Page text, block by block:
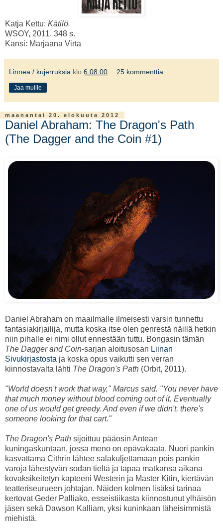
Katja Kettu: Kätilö.
WSOY, 2011. 348 s.
Kansi: Marjaana Virta
Linnea / kujerruksia klo 6.08.00 25 kommenttia:
Jaa muille
maanantai 20. elokuuta 2012
Daniel Abraham: The Dragon's Path
(The Dagger and the Coin #1)
Daniel Abraham on maailmalle ilmeisesti varsin tunnettu
fantasiakirjailija, mutta koska itse olen genrestä näillä hetkin
niin pihalle ei nimi ollut ennestään tuttu. Bongasin tämän
The Dagger and Coin-sarjan aloitusosan Liinan
Sivukirjastosta ja koska opus vaikutti sen verran
kiinnostavalta lähti The Dragon's Path (Orbit, 2011).
"World doesn't work that way," Marcus said. "You never have
that much money without blood coming out of it. Eventually
one of us would get greedy. And even if we didn't, there's
someone looking for that cart."
The Dragon's Path sijoittuu pääosin Antean
kuningaskuntaan, jossa meno on epävakaata. Nuori pankin
kasvattama Cithrin lähtee salakuljettamaan pois pankin
varoja lähestyvän sodan tieltä ja tapaa matkansa aikana
kovaksikeitetyn kapteeni Westerin ja Master Kitin, kiertävän
teatteriseurueen johtajan. Näiden kolmen lisäksi tarinaa
kertovat Geder Palliako, esseistiikasta kiinnostunut ylhäisön
jäsen sekä Dawson Kalliam, yksi kuninkaan läheisimmistä
miehistä.